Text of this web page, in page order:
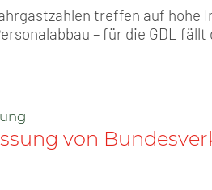
treffen auf hohe
– für die GDL fällt
von